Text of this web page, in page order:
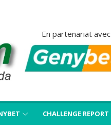
En partenariat avec
CHALLENGE REPORT